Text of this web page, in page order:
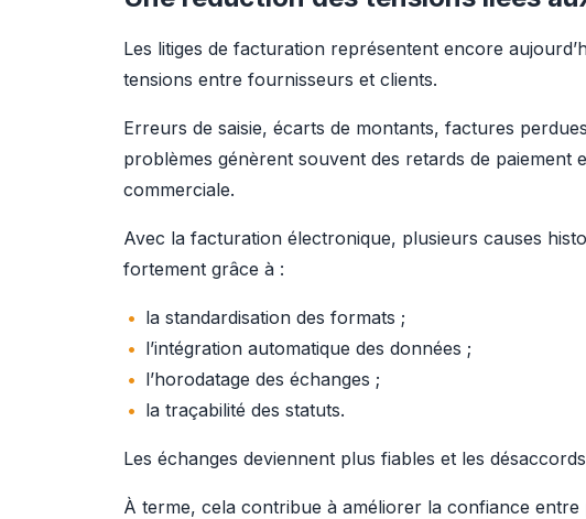
Les litiges de facturation représentent encore
tensions entre fournisseurs et clients.
Erreurs de saisie, écarts de montants, factures
problèmes génèrent souvent des retards de paiement
commerciale.
Avec la facturation électronique, plusieurs causes
fortement grâce à :
la standardisation des formats ;
l’intégration automatique des données ;
l’horodatage des échanges ;
la traçabilité des statuts.
Les échanges deviennent plus fiables et les
À terme, cela contribue à améliorer la confiance